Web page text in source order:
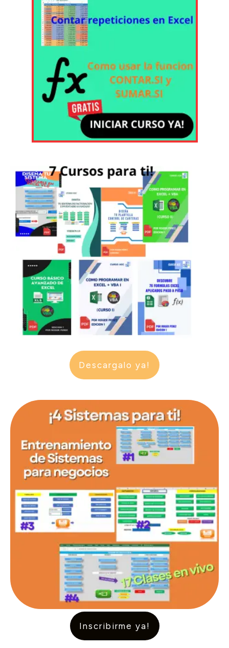
Descargalo ya!
Inscribirme ya!